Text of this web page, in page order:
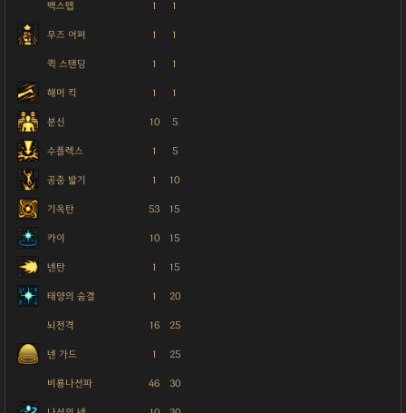
백스텝 1 1
무즈 어퍼 1 1
퀵 스탠딩 1 1
해머 킥 1 1
분신 10 5
수플렉스 1 5
공중 밟기 1 10
기옥탄 53 15
카이 10 15
넨탄 1 15
태양의 숨결 1 20
뇌전격 16 25
넨 가드 1 25
비룡나선파 46 30